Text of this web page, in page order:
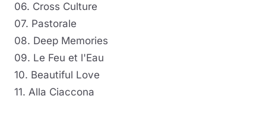
06. Cross Culture
07. Pastorale
08. Deep Memories
09. Le Feu et l'Eau
10. Beautiful Love
11. Alla Ciaccona